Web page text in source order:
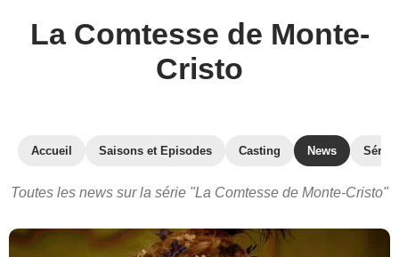
La Comtesse de Monte-
Cristo
Accueil Saisons et Episodes Casting News
Toutes les news sur la série "La Comtesse de Monte-Cristo"